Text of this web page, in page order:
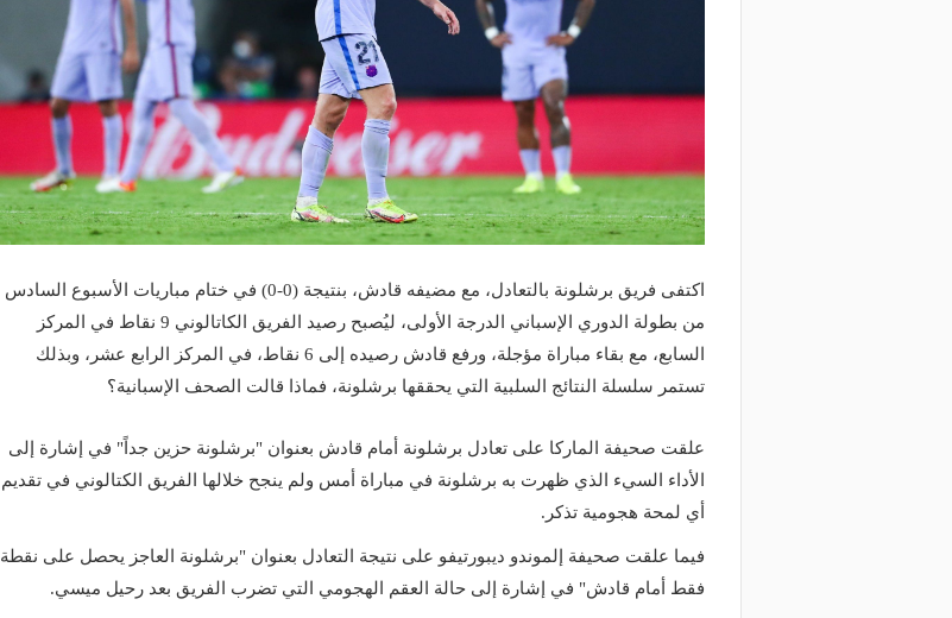
اكتفى فريق برشلونة بالتعادل، مع مضيفه قادش، بنتيجة (0-0) في ختام مباريات الأسبوع السادس
من بطولة الدوري الإسباني الدرجة الأولى، ليُصبح رصيد الفريق الكاتالوني 9 نقاط في المركز
السابع، مع بقاء مباراة مؤجلة، ورفع قادش رصيده إلى 6 نقاط، في المركز الرابع عشر، وبذلك
تستمر سلسلة النتائج السلبية التي يحققها برشلونة، فماذا قالت الصحف الإسبانية؟
علقت صحيفة الماركا على تعادل برشلونة أمام قادش بعنوان "برشلونة حزين جداً" في إشارة إلى
الأداء السيء الذي ظهرت به برشلونة في مباراة أمس ولم ينجح خلالها الفريق الكتالوني في تقديم
أي لمحة هجومية تذكر.
فيما علقت صحيفة إلموندو ديبورتيفو على نتيجة التعادل بعنوان "برشلونة العاجز يحصل على نقطة
فقط أمام قادش" في إشارة إلى حالة العقم الهجومي التي تضرب الفريق بعد رحيل ميسي.